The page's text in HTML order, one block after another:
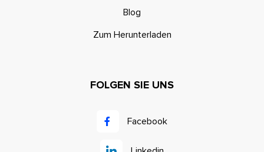
Blog
Zum Herunterladen
FOLGEN SIE UNS
Facebook